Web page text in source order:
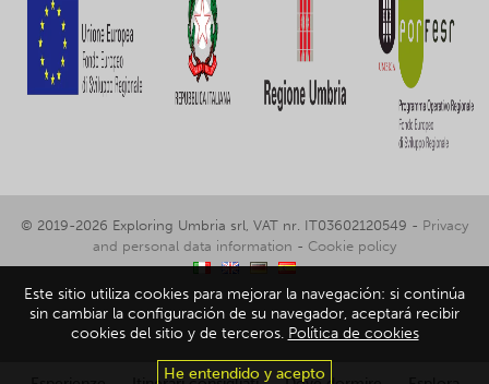
© 2019-2026 Exploring Umbria srl, VAT nr. IT03602120549 - Privacy
and personal data information - Cookie policy
Este sitio utiliza cookies para mejorar la navegación: si continúa
sin cambiar la configuración de su navegador, aceptará recibir
cookies del sitio y de terceros. Política de cookies
He entendido y acepto